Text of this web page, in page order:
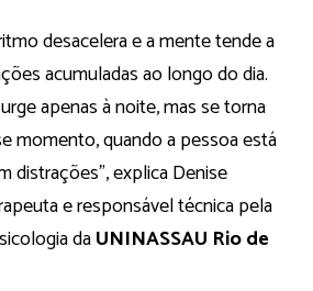
desacelera e a mente tende a
acumuladas ao longo do dia.
apenas à noite, mas se torna
momento, quando a pessoa está
distrações”, explica Denise
e responsável técnica pela
daUNINASSAU Rio de